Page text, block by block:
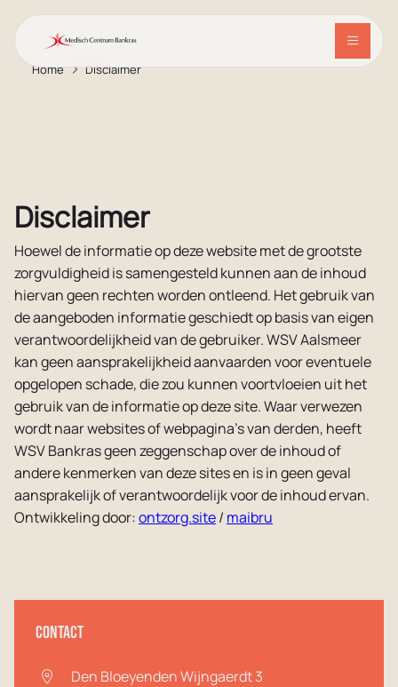
Home Disclaimer
Disclaimer
Hoewel de informatie op deze website met de grootste
zorgvuldigheid is samengesteld kunnen aan de inhoud
hiervan geen rechten worden ontleend. Het gebruik van
de aangeboden informatie geschiedt op basis van eigen
verantwoordelijkheid van de gebruiker. WSV Aalsmeer
kan geen aansprakelijkheid aanvaarden voor eventuele
opgelopen schade, die zou kunnen voortvloeien uit het
gebruik van de informatie op deze site. Waar verwezen
wordt naar websites of webpagina’s van derden, heeft
WSV Bankras geen zeggenschap over de inhoud of
andere kenmerken van deze sites en is in geen geval
aansprakelijk of verantwoordelijk voor de inhoud ervan.
Ontwikkeling door:ontzorg.site/ maibru
Contact
Den Bloeyenden Wijngaerdt 3
Samenwerkingsprojecten